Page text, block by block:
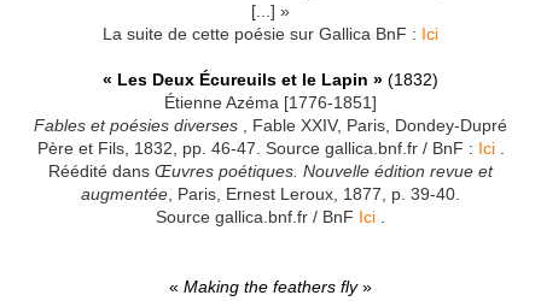
[...] »
La suite de cette poésie sur Gallica BnF : Ici
« Les Deux Écureuils et le Lapin » (1832)
Étienne Azéma [1776-1851]
Fables et poésies diverses , Fable XXIV, Paris, Dondey-Dupré
Père et Fils, 1832, pp. 46-47. Source gallica.bnf.fr / BnF : Ici
Réédité dans Œuvres poétiques. Nouvelle édition revue et
augmentée , Paris, Ernest Leroux, 1877, p. 39-40.
Source gallica.bnf.fr / BnF Ici
« Making the feathers fly»